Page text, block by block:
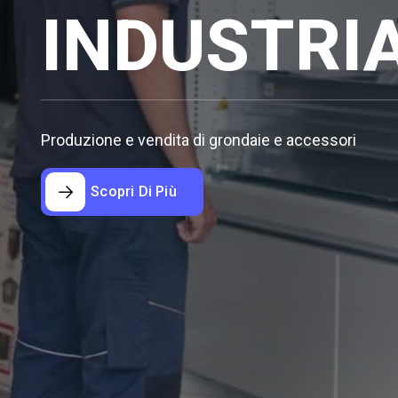
Produzione e vendita di grondaie e accessori
Scopri Di Più